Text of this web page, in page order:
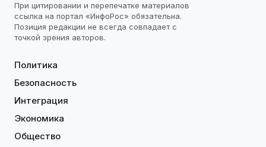
При цитировании и перепечатке материалов
ссылка на портал «ИнфоРос» обязательна.
Позиция редакции не всегда совпадает с
точкой зрения авторов.
Политика
Безопасность
Интеграция
Экономика
Общество